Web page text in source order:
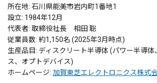
所在地: 石川県能美市岩内町1番地1
設立: 1984年12月
代表者: 取締役社長 相田 聡
従業員数: 約1,150名 (2025年3月時点)
生産品目: ディスクリート半導体 (パワー半導体
ス、オプトデバイス)
ホームページ: 加賀東芝エレクトロニクス株式